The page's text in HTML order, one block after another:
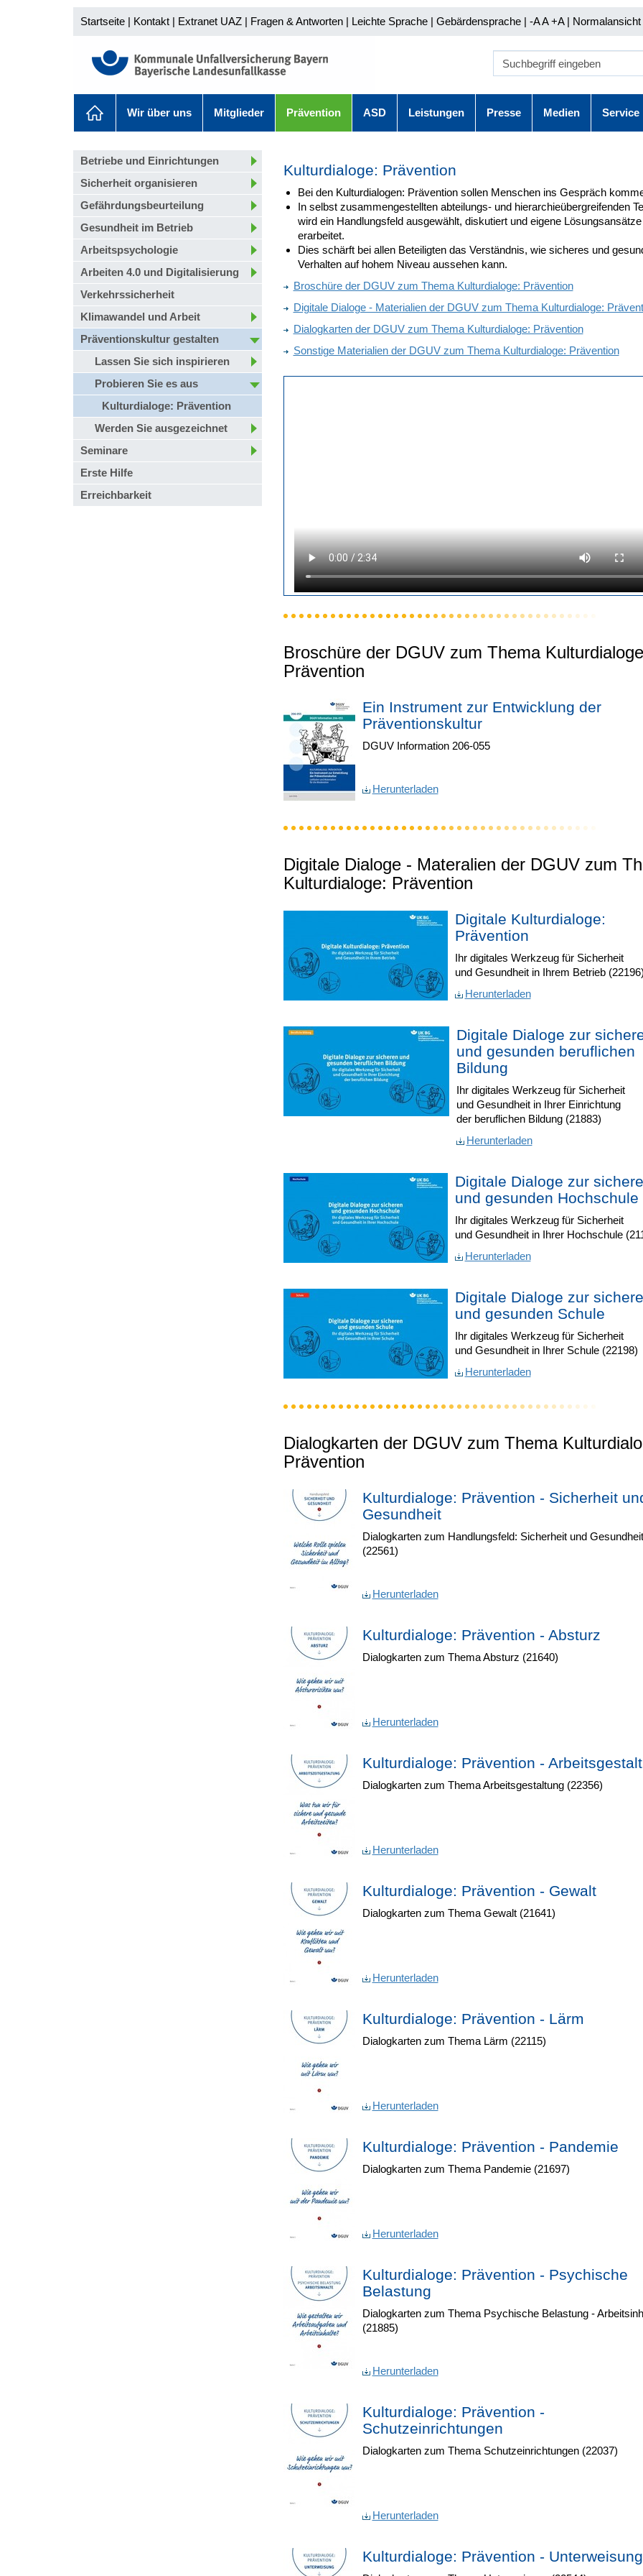
Startseite | Kontakt | Extranet UAZ | Fragen & Antworten | Leichte Sprache | Gebärdensprache | -A A+A | Normalansicht
Wir über uns Mitglieder Prävention ASD Leistungen Presse Medien Service
Betriebe und Einrichtungen
Sicherheit organisieren
Gefährdungsbeurteilung
Gesundheit im Betrieb
Arbeitspsychologie
Arbeiten 4.0 und Digitalisierung
Verkehrssicherheit
Klimawandel und Arbeit
Präventionskultur gestalten
Lassen Sie sich inspirieren
Probieren Sie es aus
Kulturdialoge: Prävention
Werden Sie ausgezeichnet
Seminare
Erste Hilfe
Erreichbarkeit
Kulturdialoge: Prävention
Bei den Kulturdialogen: Prävention sollen Menschen ins Gespräch
In selbst zusammengestellten abteilungs- und hierarchieübergreifenden
wird ein Handlungsfeld ausgewählt, diskutiert und eigene
erarbeitet.
Dies schärft bei allen Beteiligten das Verständnis, wie sicheres und
Verhalten auf hohem Niveau aussehen kann.
Broschüre der DGUV zum Thema Kulturdialoge: Prävention
Digitale Dialoge - Materialien der DGUV zum Thema Kulturdialoge:
Dialogkarten der DGUV zum Thema Kulturdialoge: Prävention
Sonstige Materialien der DGUV zum Thema Kulturdialoge: Prävention
Broschüre der DGUV zum Thema
Prävention
Ein Instrument zur Entwicklung der
Präventionskultur
DGUV Information 206-055
Herunterladen
Digitale Dialoge - Materalien der DGUV zum
Kulturdialoge: Prävention
Digitale Kulturdialoge:
Prävention
Ihr digitales Werkzeug für Sicherheit
und Gesundheit in Ihrem Betrieb
Herunterladen
Digitale Dialoge zur
und gesunden beruflichen
Bildung
Ihr digitales Werkzeug für Sicherheit
und Gesundheit in Ihrer Einrichtung
der beruflichen Bildung (21883)
Herunterladen
Digitale Dialoge zur
und gesunden Hochschule
Ihr digitales Werkzeug für Sicherheit
und Gesundheit in Ihrer Hochschule
Herunterladen
Digitale Dialoge zur
und gesunden Schule
Ihr digitales Werkzeug für Sicherheit
und Gesundheit in Ihrer Schule (22198)
Herunterladen
Dialogkarten der DGUV zum Thema
Prävention
Kulturdialoge: Prävention - Sicherheit
Gesundheit
Dialogkarten zum Handlungsfeld: Sicherheit und Gesundheit
(22561)
Herunterladen
Kulturdialoge: Prävention - Absturz
Dialogkarten zum Thema Absturz (21640)
Herunterladen
Kulturdialoge: Prävention -
Dialogkarten zum Thema Arbeitsgestaltung (22356)
Herunterladen
Kulturdialoge: Prävention - Gewalt
Dialogkarten zum Thema Gewalt (21641)
Herunterladen
Kulturdialoge: Prävention - Lärm
Dialogkarten zum Thema Lärm (22115)
Herunterladen
Kulturdialoge: Prävention - Pandemie
Dialogkarten zum Thema Pandemie (21697)
Herunterladen
Kulturdialoge: Prävention - Psychische
Belastung
Dialogkarten zum Thema Psychische Belastung -
(21885)
Herunterladen
Kulturdialoge: Prävention -
Schutzeinrichtungen
Dialogkarten zum Thema Schutzeinrichtungen (22037)
Herunterladen
Kulturdialoge: Prävention - Unterweisung